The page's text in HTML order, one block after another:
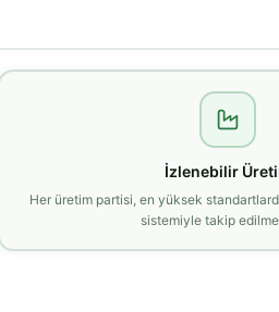
İzlenebilir
Her üretim partisi, en yüksek
sistemiyle takip